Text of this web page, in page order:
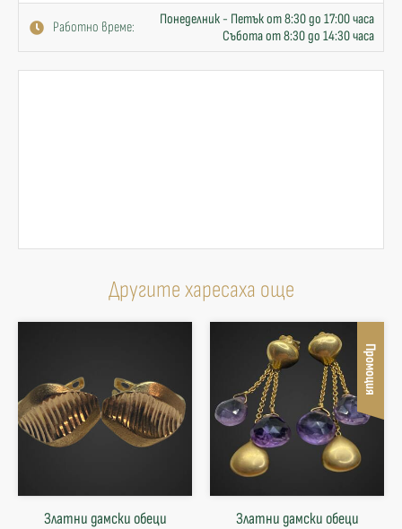
Работно време:
Понеделник - Петък от 8:30 до 17:00 часа
Събота от 8:30 до 14:30 часа
Другите харесаха още
Златни дамски обеци
Промоция
Златни дамски обеци